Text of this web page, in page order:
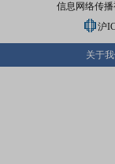
信息网络传播
沪
关于